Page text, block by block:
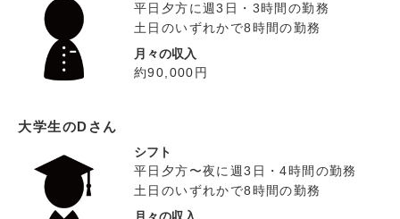
平日夕方に週3日・3時間の勤務
土日のいずれかで8時間の勤務
月々の収入
約90,000円
大学生のDさん
シフト
平日夕方〜夜に週3日・4時間の勤務
土日のいずれかで8時間の勤務